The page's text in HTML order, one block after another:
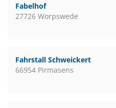
Fabelhof
27726 Worpswede
Fahrstall Schweickert
66954 Pirmasens